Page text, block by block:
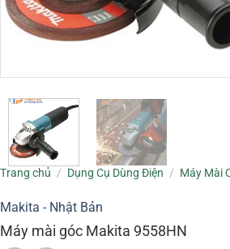
Trang chủ / Dụng Cụ Dùng Điện / Máy Mài
Makita - Nhật Bản
Máy mài góc Makita 9558HN